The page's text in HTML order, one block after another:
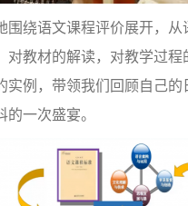
围绕语文课程评价展开，
教材的解读，对教学过
例，带领我们回顾自己
一次盛宴。